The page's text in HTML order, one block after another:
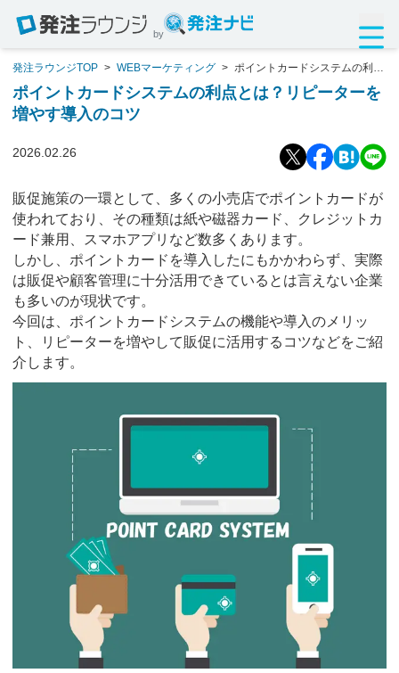
by
発注ラウンジTOP > WEBマーケティング > ポイントカードシステムの利点
とは？リピーターを増やす導入のコツ
ポイントカードシステムの利点とは？リピーターを
増やす導入のコツ
2026.02.26
販促施策の一環として、多くの小売店でポイントカードが
使われており、その種類は紙や磁器カード、クレジットカ
ード兼用、スマホアプリなど数多くあります。
しかし、ポイントカードを導入したにもかかわらず、実際
は販促や顧客管理に十分活用できているとは言えない企業
も多いのが現状です。
今回は、ポイントカードシステムの機能や導入のメリッ
ト、リピーターを増やして販促に活用するコツなどをご紹
介します。